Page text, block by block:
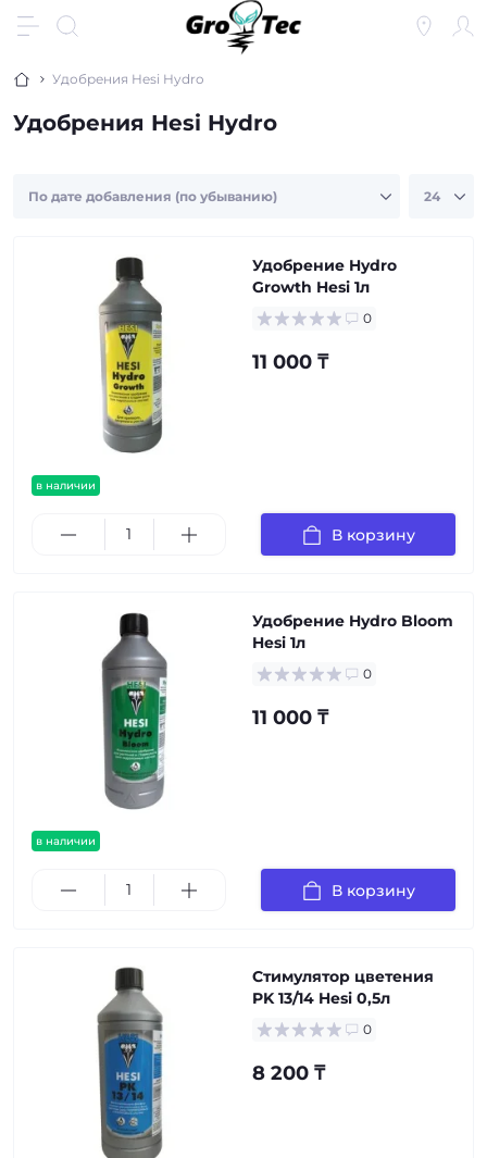
Удобрения Hesi Hydro
Удобрения Hesi Hydro
в наличии
Удобрение Hydro
Growth Hesi 1л
0
11 000 ₸
В корзину
в наличии
Удобрение Hydro Bloom
Hesi 1л
0
11 000 ₸
В корзину
Стимулятор цветения
PK 13/14 Hesi 0,5л
0
8 200 ₸